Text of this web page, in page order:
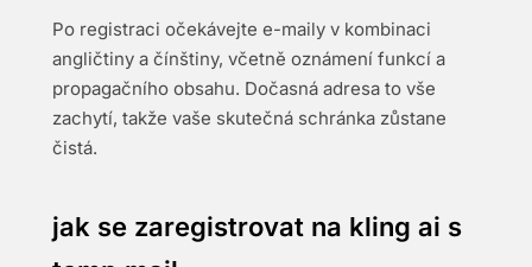
Po registraci očekávejte e-maily v kombinaci
angličtiny a čínštiny, včetně oznámení funkcí a
propagačního obsahu. Dočasná adresa to vše
zachytí, takže vaše skutečná schránka zůstane
čistá.
jak se zaregistrovat na kling ai s